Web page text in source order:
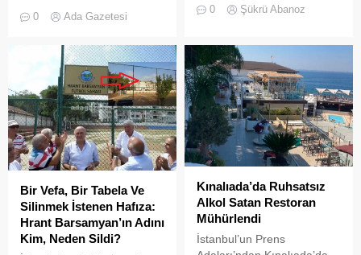
sakinleri ve ziyaretçilerin
canlılığına ulaştı.
0 Ada Gazetesi
yüzyıllardır biriktirdiği çok
devasa bir hafıza
mekânıdır.
0 Şükrü Abanoz
Bir Vefa, Bir Tabela Ve
Silinmek İstenen Hafıza:
Hrant Barsamyan’ın Adını
Kim, Neden Sildi?
Kınalıada’da Ruhsatsız
Alkol Satan Restoran
Mühürlendi
İstanbul’un Prens